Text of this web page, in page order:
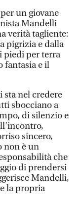
un giovane
Mandelli
verità tagliente:
pigrizia e dalla
piedi per terra
fantasia e il
sta nel credere
sbocciano a
di silenzio e
sincero,
non è un
che
di prendersi
Mandelli,
la propria